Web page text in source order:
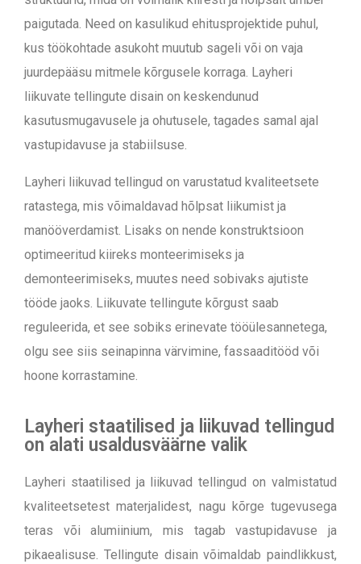
paigutada. Need on kasulikud ehitusprojektide puhul,
kus töökohtade asukoht muutub sageli või on vaja
juurdepääsu mitmele kõrgusele korraga. Layheri
liikuvate tellingute disain on keskendunud
kasutusmugavusele ja ohutusele, tagades samal ajal
vastupidavuse ja stabiilsuse.
Layheri liikuvad tellingud on varustatud kvaliteetsete
ratastega, mis võimaldavad hõlpsat liikumist ja
manööverdamist. Lisaks on nende konstruktsioon
optimeeritud kiireks monteerimiseks ja
demonteerimiseks, muutes need sobivaks ajutiste
tööde jaoks. Liikuvate tellingute kõrgust saab
reguleerida, et see sobiks erinevate tööülesannetega,
olgu see siis seinapinna värvimine, fassaaditööd või
hoone korrastamine.
Layheri staatilised ja liikuvad tellingud
on alati usaldusväärne valik
Layheri staatilised ja liikuvad tellingud on valmistatud
kvaliteetsetest materjalidest, nagu kõrge tugevusega
teras või alumiinium, mis tagab vastupidavuse ja
pikaealisuse. Tellingute disain võimaldab paindlikkust,